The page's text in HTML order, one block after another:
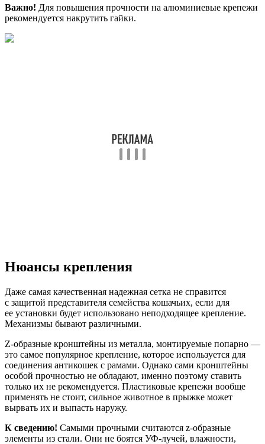
Важно! Для повышения прочности на алюминиевые крепежи
рекомендуется накрутить гайки.
Нюансы крепления
Даже самая качественная надежная сетка не справится
с защитой представителя семейства кошачьих, если для
ее установки будет использовано неподходящее крепление.
Механизмы бывают различными.
Z-образные кронштейны из металла, монтируемые попарно —
это самое популярное крепление, которое используется для
соединения антикошек с рамами. Однако сами кронштейны
особой прочностью не обладают, именно поэтому ставить
только их не рекомендуется. Пластиковые крепежи вообще
применять не стоит, сильное животное в прыжке может
вырвать их и выпасть наружу.
К сведению! Самыми прочными считаются z-образные
элементы из стали. Они не боятся УФ-лучей, влажности,